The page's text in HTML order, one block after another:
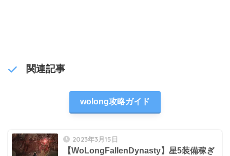
関連記事
wolong攻略ガイド
2023年3月15日
【WoLongFallenDynasty】星5装備稼ぎ